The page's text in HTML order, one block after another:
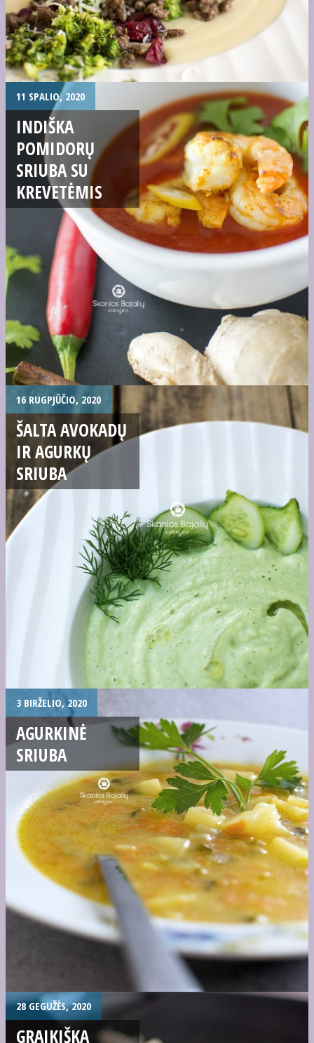
11 SPALIO, 2020
INDIŠKA
POMIDORŲ
SRIUBA SU
KREVETĖMIS
16 RUGPJŪČIO, 2020
ŠALTA AVOKADŲ
IR AGURKŲ
SRIUBA
3 BIRŽELIO, 2020
AGURKINĖ
SRIUBA
28 GEGUŽĖS, 2020
GRAIKIŠKA